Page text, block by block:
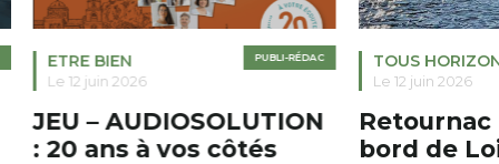
PUBLI-RÉDAC
ETRE BIEN
Le 12 juin 2026
JEU – AUDIOSOLUTION
: 20 ans à vos côtés
TOUS
Le 12 juin 2026
Retournac
bord de